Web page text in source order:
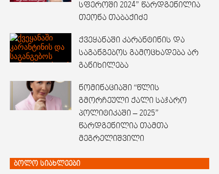
სფეროში 2024” წარდგენილია
თეონა თაბაქიძე
ქვეყანაში კარანტინის და
საგანგებოს გამოცხადება არ
განიხილება
ნომინაციაში “წლის
გმორჩეული ქალი საჯარო
პოლიტიკაში – 2025”
წარდგენილია თამთა
მეგრელიშვილი
ბოლო სიახლეები